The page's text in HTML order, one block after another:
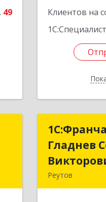
49 Клиентов на
1С:Специалист
Гладнев
Реутов